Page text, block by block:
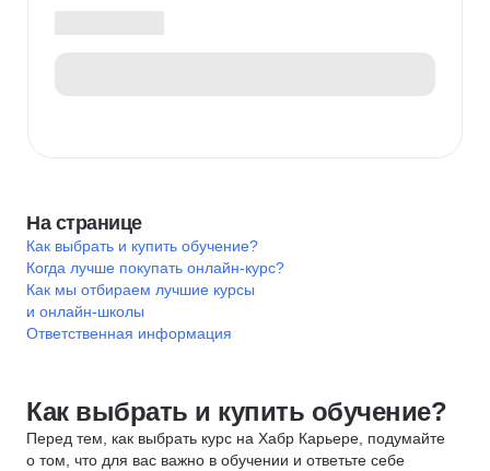
На странице
Как выбрать и купить обучение?
Когда лучше покупать онлайн-курс?
Как мы отбираем лучшие курсы
и онлайн-школы
Ответственная информация
Как выбрать и купить обучение?
Перед тем, как выбрать курс на Хабр Карьере, подумайте
о том, что для вас важно в обучении и ответьте себе